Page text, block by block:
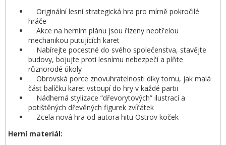
Originální lesní strategická hra pro mírně pokročilé
hráče
Akce na herním plánu jsou řízeny neotřelou
mechanikou putujících karet
Nabírejte pocestné do svého společenstva, stavějte
budovy, bojujte proti lesnímu nebezpečí a plňte
různorodé úkoly
Obrovská porce znovuhratelnosti díky tomu, jak malá
část balíčku karet vstoupí do hry v každé partii
Nádherná stylizace “dřevorytových” ilustrací a
potištěných dřevěných figurek zvířátek
Zcela nová hra od autora hitu Ostrov koček
Herní materiál: